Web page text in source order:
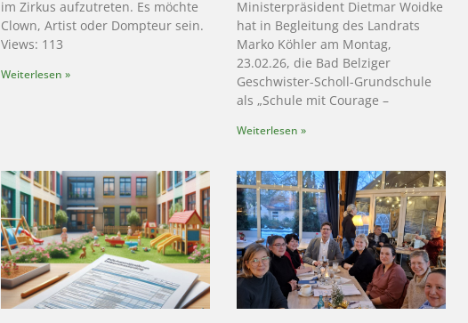
im Zirkus aufzutreten. Es möchte
Clown, Artist oder Dompteur sein.
Views: 113
Weiterlesen »
Ministerpräsident Dietmar Woidke
hat in Begleitung des Landrats
Marko Köhler am Montag,
23.02.26, die Bad Belziger
Geschwister-Scholl-Grundschule
als „Schule mit Courage –
Weiterlesen »